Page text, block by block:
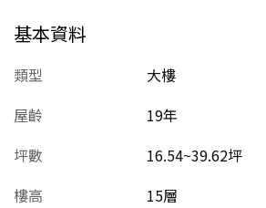
基本資料
類型
大樓
屋齡
19年
坪數
16.54~39.62坪
樓高
15層